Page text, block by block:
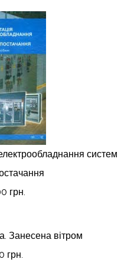
систем
грн.
Занесена вітром
грн.